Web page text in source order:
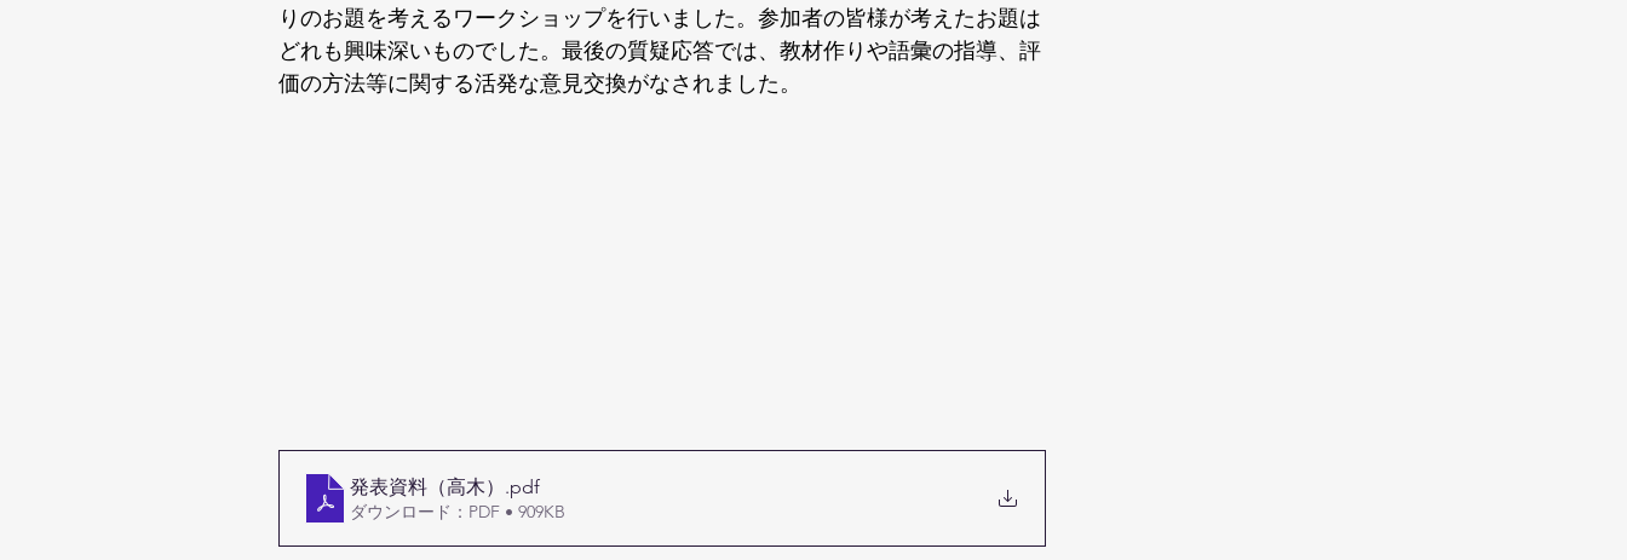
りのお題を考えるワークショップを行いました。参加者の皆様が考えたお題は
どれも興味深いものでした。最後の質疑応答では、教材作りや語彙の指導、評
価の方法等に関する活発な意見交換がなされました。
発表資料（高木） .pdf
ダウンロード：PDF • 909KB